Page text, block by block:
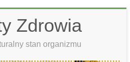
Zdrowia
stan organizmu